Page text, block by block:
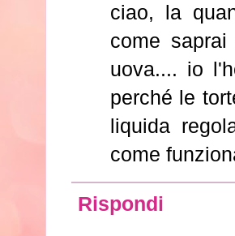
ciao, la
come
uova.... io
perché le
liquida
come
Rispondi